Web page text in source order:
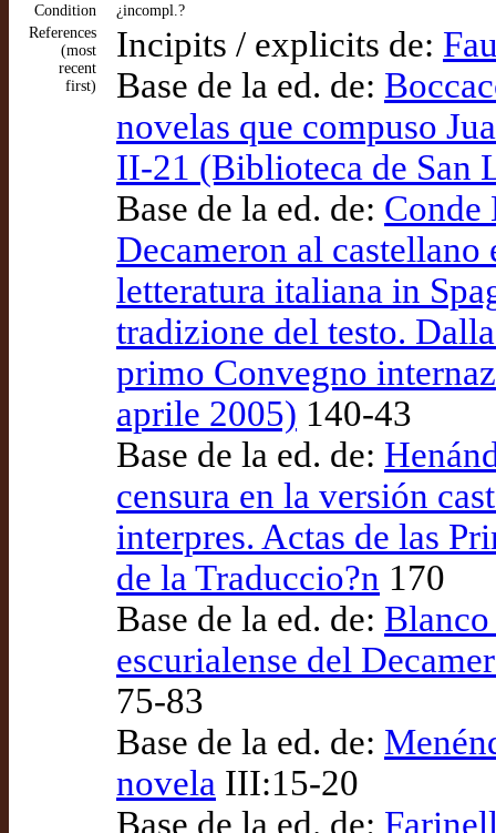
Condition
¿incompl.?
References
(most
recent
first)
Incipits / explicits de:
Base de la ed. de:
novelas que compuso
II-21 (Biblioteca de San
Base de la ed. de: Conde
Decameron al
letteratura italiana in
tradizione del testo.
primo Convegno
aprile 2005) 140-43
Base de la ed. de:
censura en la versión
interpres. Actas de las
de la Traduccio?n 170
Base de la ed. de:
escurialense del
75-83
Base de la ed. de:
novela III:15-20
Base de la ed. de: